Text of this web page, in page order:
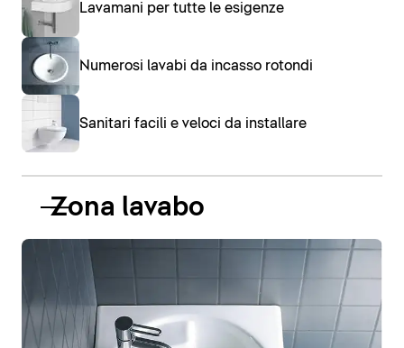
Lavamani per tutte le esigenze
Numerosi lavabi da incasso rotondi
Sanitari facili e veloci da installare
Zona lavabo